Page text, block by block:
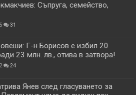
Съпруга, семейство,
31
Г-н Борисов е избил 20
23 млн. лв., отива в затвора!
24
Янев след гласуването за